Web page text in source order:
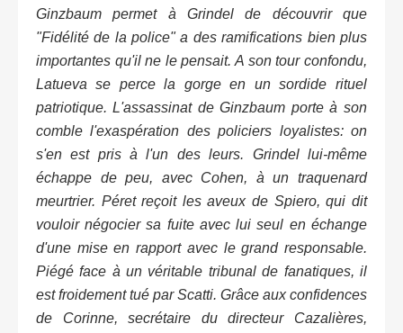
Ginzbaum permet à Grindel de découvrir que
"Fidélité de la police" a des ramifications bien plus
importantes qu'il ne le pensait. A son tour confondu,
Latueva se perce la gorge en un sordide rituel
patriotique. L'assassinat de Ginzbaum porte à son
comble l'exaspération des policiers loyalistes: on
s'en est pris à l'un des leurs. Grindel lui-même
échappe de peu, avec Cohen, à un traquenard
meurtrier. Péret reçoit les aveux de Spiero, qui dit
vouloir négocier sa fuite avec lui seul en échange
d'une mise en rapport avec le grand responsable.
Piégé face à un véritable tribunal de fanatiques, il
est froidement tué par Scatti. Grâce aux confidences
de Corinne, secrétaire du directeur Cazalières,